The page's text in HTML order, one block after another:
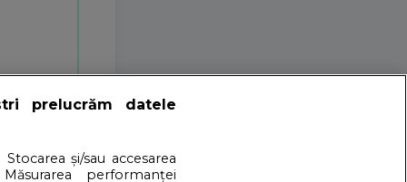
prelucrăm datele
și/sau accesarea
performanței